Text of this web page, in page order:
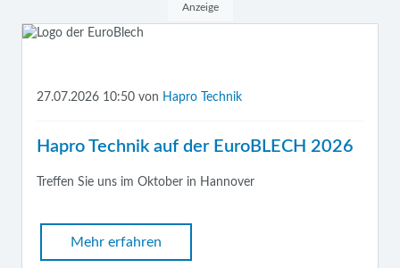
Anzeige
27.07.2026 10:50 von Hapro Technik
Hapro Technik auf der EuroBLECH 2026
Treffen Sie uns im Oktober in Hannover
Mehr erfahren